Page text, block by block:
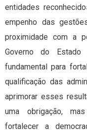
entidades
empenho das
proximidade com a
Governo do
fundamental para
qualificação das
aprimorar esses
uma obrigação,
fortalecer a